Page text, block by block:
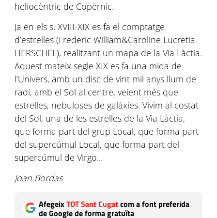
heliocèntric de Copèrnic.
Ja en els s. XVIII-XIX es fa el comptatge
d’estrelles (Frederic William&Caroline Lucretia
HERSCHEL), realitzant un mapa de la Via Làctia.
Aquest mateix segle XIX es fa una mida de
l’Univers, amb un disc de vint mil anys llum de
radi, amb el Sol al centre, veient més que
estrelles, nebuloses de galàxies. Vivim al costat
del Sol, una de les estrelles de la Via Làctia,
que forma part del grup Local, que forma part
del supercúmul Local, que forma part del
supercúmul de Virgo...
Joan Bordas
AfegeixTOT Sant Cugatcom a font preferida
de Google de forma gratuïta